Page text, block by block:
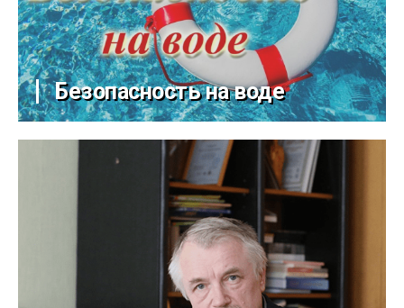
Безопасность на воде